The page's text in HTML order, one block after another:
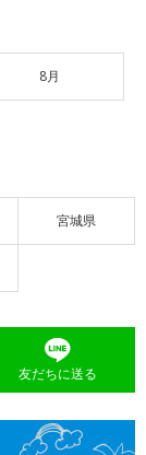
8月
宮城県
友だちに送る